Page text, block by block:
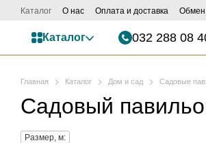
Перейти к основному контенту
Каталог О нас Оплата и доставка Обмен
Каталог 032 288 08
Главная Каталог Дом и сад Садовые
Cадовый
Размер, м: